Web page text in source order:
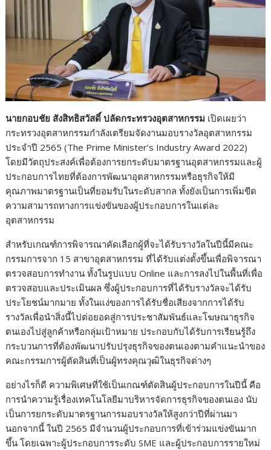
นายกอบชัย สังสิทธิสวัสดิ์ ปลัดกระทรวงอุตสาหกรรม เปิดเผยว่า
กระทรวงอุตสาหกรรมกำลังเตรียมจัดงานมอบรางวัลอุตสาหกรรม
ประจำปี 2565 (The Prime Minister’s Industry Award 2022)
โดยมีวัตถุประสงค์เพื่อต้องการยกระดับมาตรฐานอุตสาหกรรมและผู้
ประกอบการไทยที่ต้องการพัฒนาอุตสาหกรรมหรือธุรกิจให้มี
คุณภาพมาตรฐานเป็นที่ยอมรับในระดับสากล ทั้งยังเป็นการเพิ่มขีด
ความสามารถทางการแข่งขันของผู้ประกอบการในแต่ละ
อุตสาหกรรม
สำหรับเกณฑ์การพิจารณาคัดเลือกผู้ที่จะได้รับรางวัลในปีนี้มีคณะ
กรรมการจาก 15 สาขาอุตสาหกรรม ที่ได้รับแต่งตั้งขึ้นเพื่อพิจารณา
ตรวจสอบการทำงาน ทั้งในรูปแบบ Online และการลงไปในพื้นที่เพื่อ
ตรวจสอบและประเมินผล ซึ่งผู้ประกอบการที่ได้รับรางวัลจะได้รับ
ประโยชน์มากมาย ทั้งในแง่ของการได้รับชื่อเสียงจากการได้รับ
รางวัลเพื่อนำสิ่งนี้ไปต่อยอดสู่การประชาสัมพันธ์และโฆษณาธุรกิจ
ตนเองไปสู่ลูกค้าหรือกลุ่มเป้าหมาย ประกอบกับได้รับการเรียนรู้ถึง
กระบวนการที่ต้องพัฒนาปรับปรุงธุรกิจของตนเองตามคำแนะนำของ
คณะกรรมการผู้ตัดสินที่เป็นผู้ทรงคุณวุฒิในธุรกิจต่างๆ
อย่างไรก็ดี ความพิเศษที่ใช้เป็นเกณฑ์ตัดสินผู้ประกอบการในปีนี้ คือ
การนำความรู้เรื่องเทคโนโลยีมาบริหารจัดการธุรกิจของตนเอง นับ
เป็นการยกระดับมาตรฐานการมอบรางวัลให้สูงกว่าปีที่ผ่านมา
นอกจากนี้ ในปี 2565 มีจำนวนผู้ประกอบการที่เข้าร่วมแข่งขันมาก
ขึ้น โดยเฉพาะผู้ประกอบการระดับ SME และผู้ประกอบการรายใหม่